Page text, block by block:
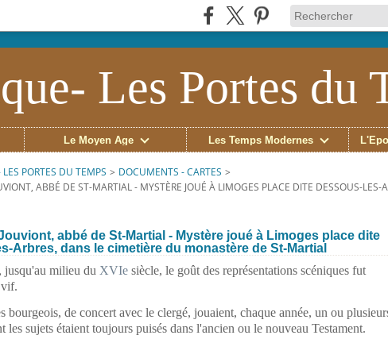
Les Portes du
Le Moyen Âge Les Temps Modernes
PORTES DU TEMPS > DOCUMENTS - CARTES >
ABBÉ DE ST-MARTIAL - MYSTÈRE JOUÉ À LIMOGES PLACE DITE DESSOUS-LES-
abbé de St-Martial - Mystère joué à Limoges place dite
Arbres, dans le cimetière du monastère de St-Martial
milieu du XVIe siècle, le goût des représentations scéniques fut
bourgeois, de concert avec le clergé, jouaient, chaque année, un ou
les sujets étaient toujours puisés dans l'ancien ou le nouveau Testament.